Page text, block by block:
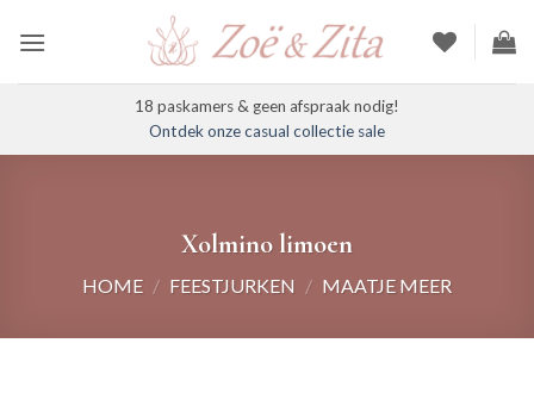
naar
18 paskamers & geen afspraak nodig!
Ontdek onze casual collectie sale
Xolmino limoen
HOME / FEESTJURKEN / MAATJE MEER